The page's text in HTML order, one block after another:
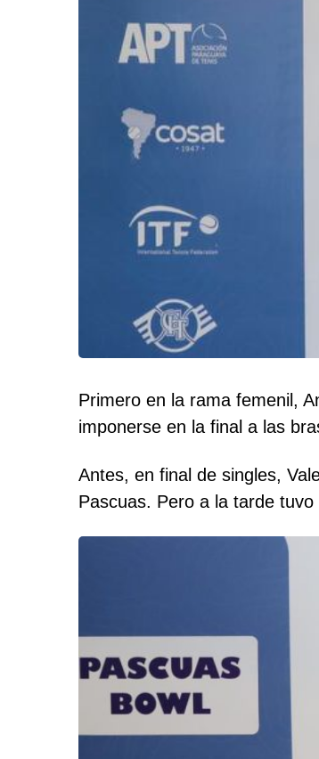
Primero en la rama femenil,
imponerse en la final a las
Antes, en final de singles,
Pascuas. Pero a la tarde